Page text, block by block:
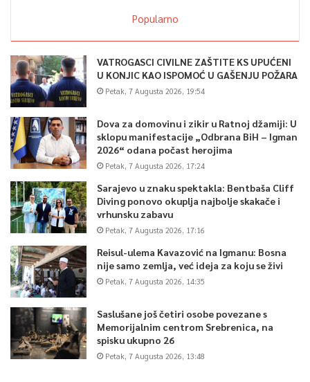
Popularno
VATROGASCI CIVILNE ZAŠTITE KS UPUĆENI
U KONJIC KAO ISPOMOĆ U GAŠENJU POŽARA
Petak, 7 Augusta 2026, 19:54
Dova za domovinu i zikir u Ratnoj džamiji: U
sklopu manifestacije „Odbrana BiH – Igman
2026“ odana počast herojima
Petak, 7 Augusta 2026, 17:24
Sarajevo u znaku spektakla: Bentbaša Cliff
Diving ponovo okuplja najbolje skakače i
vrhunsku zabavu
Petak, 7 Augusta 2026, 17:16
Reisul-ulema Kavazović na Igmanu: Bosna
nije samo zemlja, već ideja za koju se živi
Petak, 7 Augusta 2026, 14:35
Saslušane još četiri osobe povezane s
Memorijalnim centrom Srebrenica, na
spisku ukupno 26
Petak, 7 Augusta 2026, 13:48